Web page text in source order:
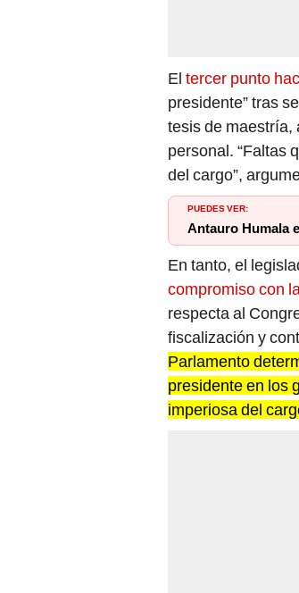
presidente” tras
tesis de maestría,
personal. “Faltas
del cargo”,
PUEDES VER:
Antauro Humala
En tanto, el
compromiso con
respecta al
fiscalización y
Parlamento
presidente en los
imperiosa del